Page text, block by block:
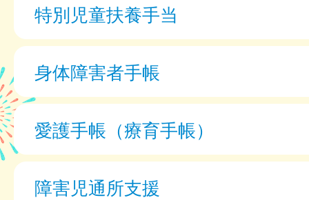
特別児童扶養手当
身体障害者手帳
愛護手帳（療育手帳）
障害児通所支援